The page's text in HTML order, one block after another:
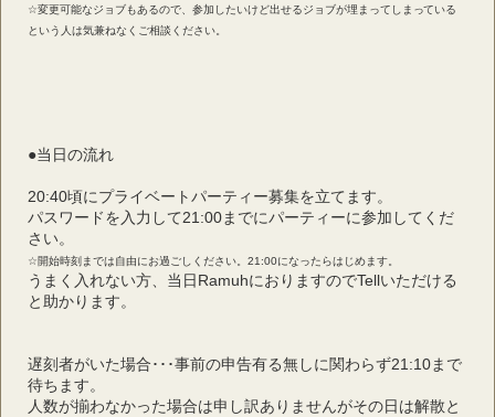
☆変更可能なジョブもあるので、参加したいけど出せるジョブが埋まってしまっている
という人は気兼ねなくご相談ください。
●当日の流れ
20:40頃にプライベートパーティー募集を立てます。
パスワードを入力して21:00までにパーティーに参加してくだ
さい。
☆開始時刻までは自由にお過ごしください。21:00になったらはじめます。
うまく入れない方、当日RamuhにおりますのでTellいただける
と助かります。
遅刻者がいた場合･･･事前の申告有る無しに関わらず21:10まで
待ちます。
人数が揃わなかった場合は申し訳ありませんがその日は解散と